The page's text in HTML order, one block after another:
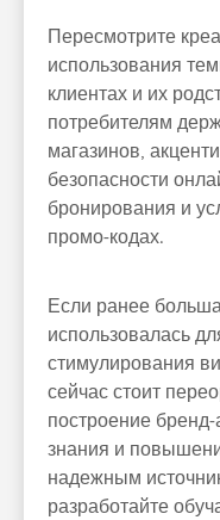
Пересмотрите
использования
клиентах и их
потребителям
магазинов,
безопасности
бронирования и
промо-кодах.
Если ранее
использовалась
стимулирования
сейчас стоит
построение
знания и
надежным
разработайте